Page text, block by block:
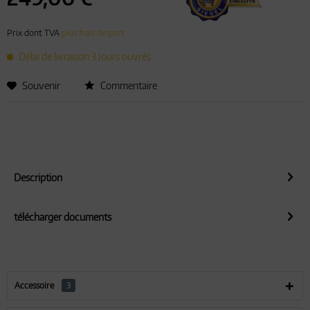
Prix dont TVA plus frais de port
Délai de livraison 3 Jours ouvrés
Souvenir Commentaire
Description
télécharger documents
Accessoire 3